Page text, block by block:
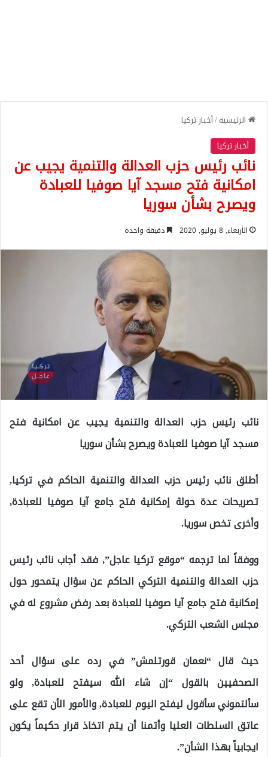
الرئيسية/أخبار تركيا
أخبار تركيا
نائب رئيس حزب العدالة والتنمية يجيب عن
امكانية فتح مسجد آيا صوفيا للعبادة
ويصرح بشأن سوريا
الأربعاء, 8 يوليو, 2020 دقيقة واحدة
نائب رئيس حزب العدالة والتنمية يجيب عن امكانية فتح
مسجد آيا صوفيا للعبادة ويصرح بشأن سوريا
أطلق نائب رئيس حزب العدالة والتنمية الحاكم في تركيا,
تصريحات عدة حولة إمكانية فتح جامع آيا صوفيا للعبادة,
وأخرى تخص سوريا.
ووفقاً لما ترجمه “موقع تركيا عاجل”, فقد أجاب نائب رئيس
حزب العدالة والتنمية التركي الحاكم عن سؤال يتمحور حول
إمكانية فتح جامع آيا صوفيا للعبادة بعد رفض مشروع له في
مجلس الشعب التركي.
حيث قال “نعمان قورتلمش” في رده على سؤال أحد
الصحفيين بالقول “إن شاء الله سيفتح للعبادة, ولو
سألتموني سأقول ليفتح اليوم للعبادة, والأمور الأن تقع على
عاتق السلطات العليا وأتمنا أن يتم اتخاذ قرار حكيماً يكون
ايجابياً بهذا الشأن”.